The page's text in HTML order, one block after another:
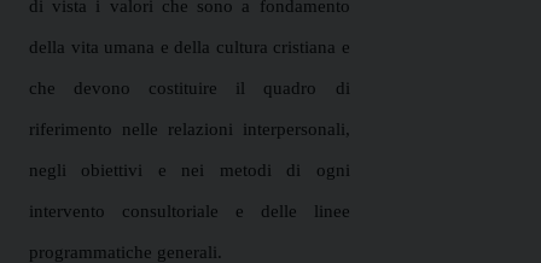
di vista i valori che sono a fondamento
della vita umana e della cultura cristiana e
che devono costituire il quadro di
riferimento nelle relazioni interpersonali,
negli obiettivi e nei metodi di ogni
intervento consultoriale e delle linee
programmatiche generali.